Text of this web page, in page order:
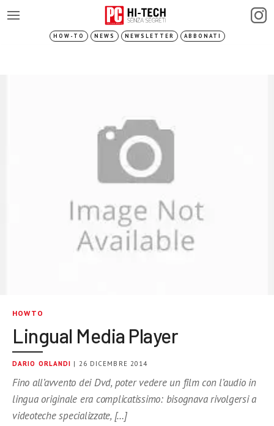
HOW-TO NEWS NEWSLETTER ABBONATI
HOWTO
Lingual Media Player
DARIO ORLANDI | 26 DICEMBRE 2014
Fino all’avvento dei Dvd, poter vedere un film con l’audio in
lingua originale era complicatissimo: bisognava rivolgersi a
videoteche specializzate, […]